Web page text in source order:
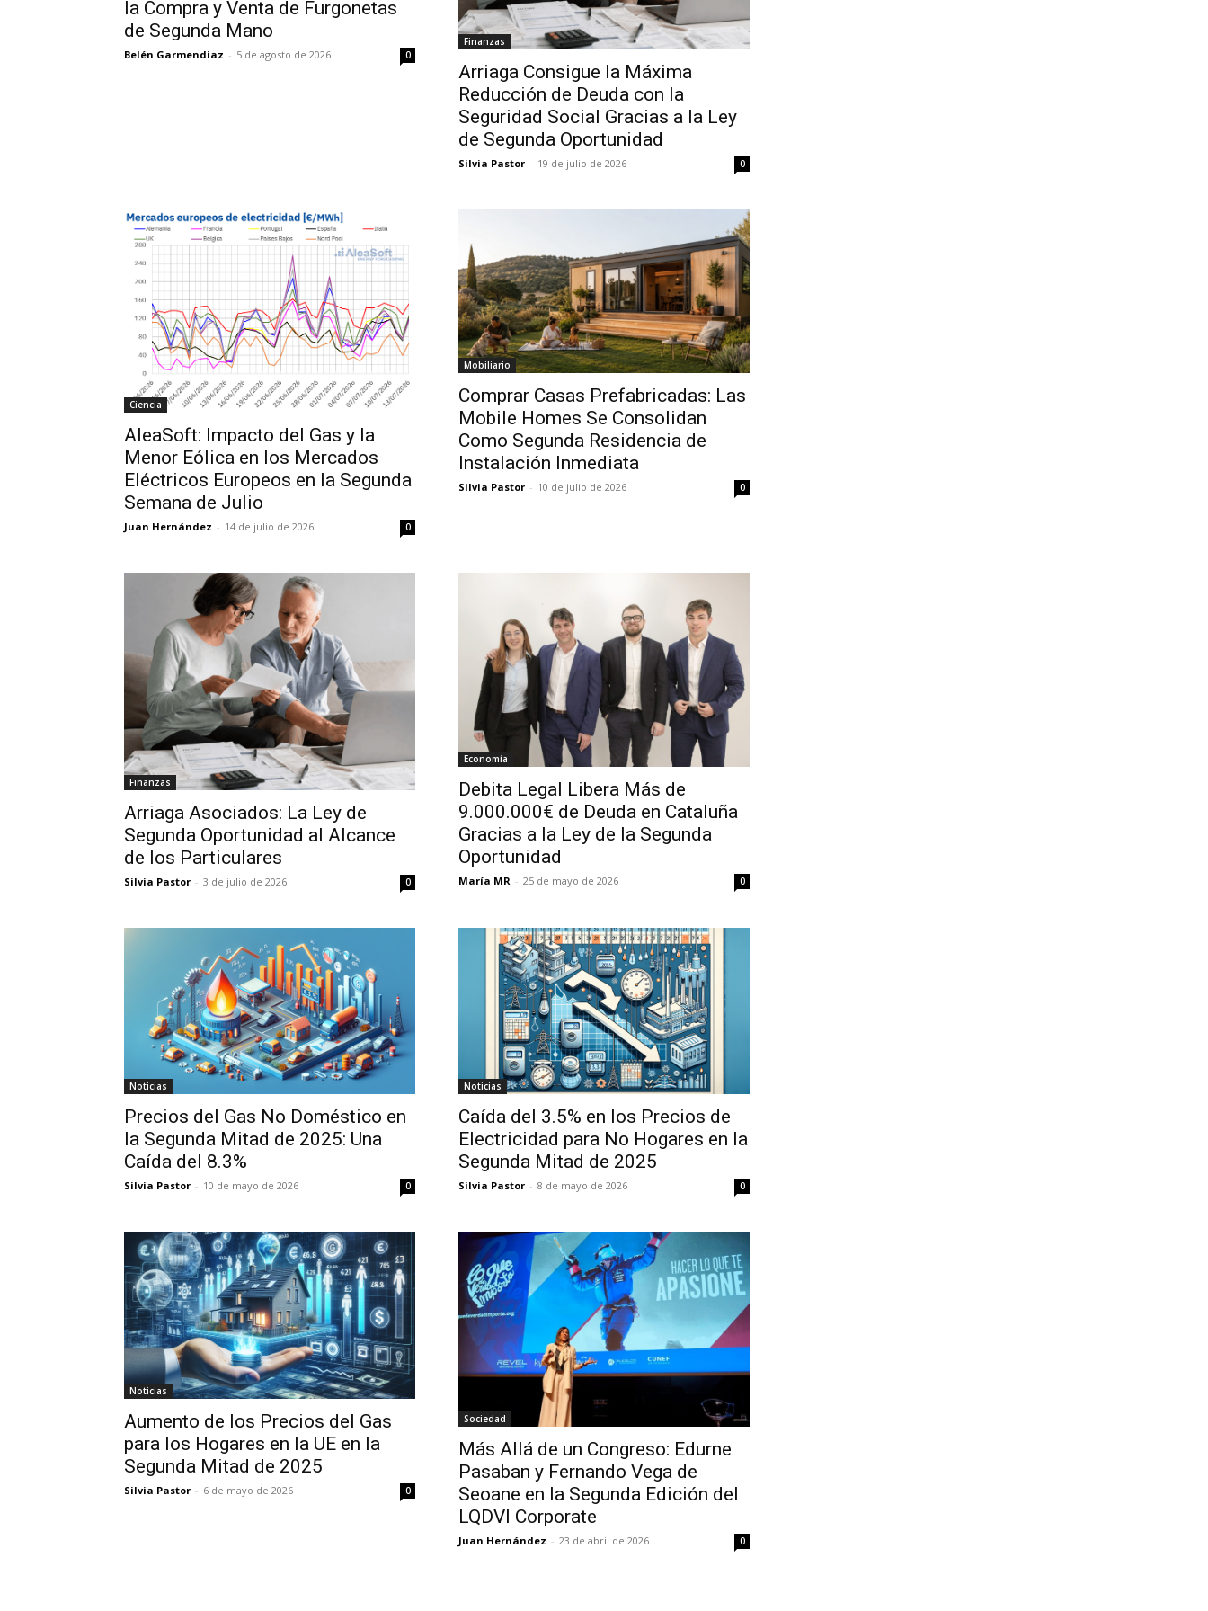
la Compra y Venta de Furgonetas
de Segunda Mano
Belén Garmendiaz - 5 de agosto de 2026 0
Finanzas
Arriaga Consigue la Máxima
Reducción de Deuda con la
Seguridad Social Gracias a la Ley
de Segunda Oportunidad
Silvia Pastor - 19 de julio de 2026 0
Ciencia
AleaSoft: Impacto del Gas y la
Menor Eólica en los Mercados
Eléctricos Europeos en la Segunda
Semana de Julio
Juan Hernández - 14 de julio de 2026 0
Mobiliario
Comprar Casas Prefabricadas: Las
Mobile Homes Se Consolidan
Como Segunda Residencia de
Instalación Inmediata
Silvia Pastor - 10 de julio de 2026 0
Finanzas
Arriaga Asociados: La Ley de
Segunda Oportunidad al Alcance
de los Particulares
Silvia Pastor - 3 de julio de 2026 0
Economía
Debita Legal Libera Más de
9.000.000€ de Deuda en Cataluña
Gracias a la Ley de la Segunda
Oportunidad
María MR - 25 de mayo de 2026 0
Noticias
Precios del Gas No Doméstico en
la Segunda Mitad de 2025: Una
Caída del 8.3%
Silvia Pastor - 10 de mayo de 2026 0
Noticias
Caída del 3.5% en los Precios de
Electricidad para No Hogares en la
Segunda Mitad de 2025
Silvia Pastor - 8 de mayo de 2026 0
Noticias
Aumento de los Precios del Gas
para los Hogares en la UE en la
Segunda Mitad de 2025
Silvia Pastor - 6 de mayo de 2026 0
Sociedad
Más Allá de un Congreso: Edurne
Pasaban y Fernando Vega de
Seoane en la Segunda Edición del
LQDVI Corporate
Juan Hernández - 23 de abril de 2026 0